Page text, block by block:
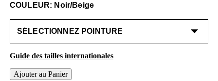
COULEUR: Noir/Beige
Guide des tailles internationales
Ajouter au Panier